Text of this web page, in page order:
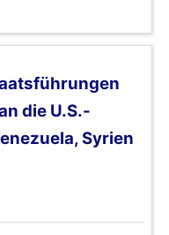
die U.S.-
Syrien